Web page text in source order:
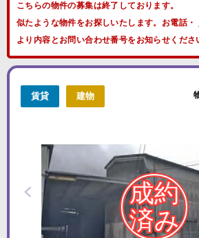
こちらの物件の募集は終了しております。
似たような物件をお探しいたします。お電話・
より内容とお問い合わせ番号をお知らせくださ
賃貸 建物